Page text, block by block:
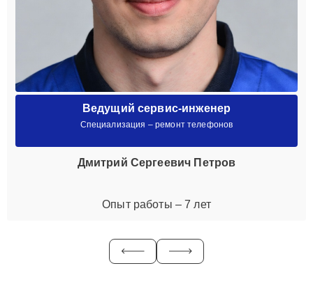
Ведущий сервис-инженер
Специализация – ремонт телефонов
Дмитрий Сергеевич Петров
Опыт работы – 7 лет